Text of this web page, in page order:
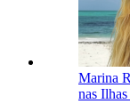
Marina
nas